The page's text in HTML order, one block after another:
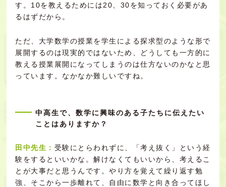
す。10を教えるためには20、30を知っておく必要があ
るはずだから。
ただ、大学数学の授業を学生による探求型のような形で
展開するのは現実的ではないため、どうしても一方的に
教える授業展開になってしまうのは仕方ないのかなと思
っています。なかなか難しいですね。
中高生で、数学に興味のある子たちに伝えたい
ことはありますか？
田中先生： 受験にとらわれずに、「考え抜く」という経
験をするといいかな。解けなくてもいいから、考えるこ
とが大事だと思うんです。やり方を覚えて繰り返す勉
強、そこから一歩離れて、自由に数学と向き合ってほし